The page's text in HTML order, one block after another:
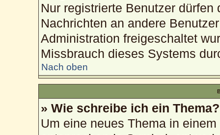
Nur registrierte Benutzer
Nachrichten an andere
Administration freigeschaltet
Missbrauch dieses Systems
Nach oben
» Wie schreibe ich ein Thema?
Um eine neues Thema in